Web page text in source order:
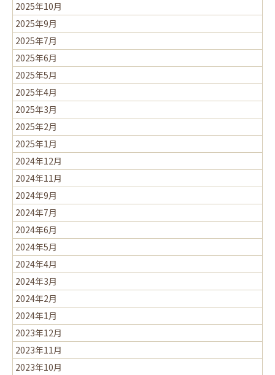
2025年10月
2025年9月
2025年7月
2025年6月
2025年5月
2025年4月
2025年3月
2025年2月
2025年1月
2024年12月
2024年11月
2024年9月
2024年7月
2024年6月
2024年5月
2024年4月
2024年3月
2024年2月
2024年1月
2023年12月
2023年11月
2023年10月